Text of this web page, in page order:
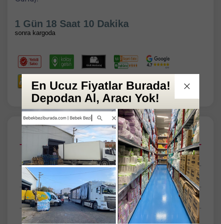
1 Gün 18 Saat 10 Dakika
sonra kargoda
Açıklamalar
Taksit Seçenekleri
Tüm Yorumlar
Tüm Sorular
Anket